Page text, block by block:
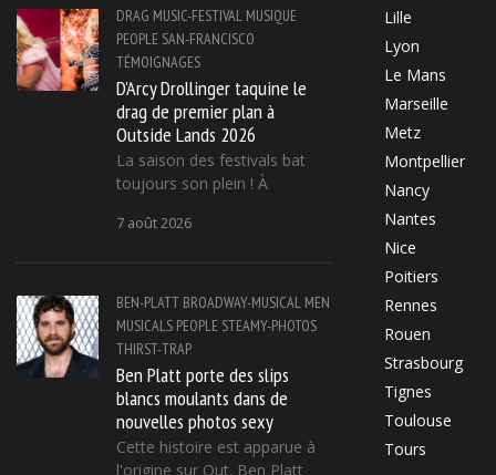
DRAG MUSIC-FESTIVAL MUSIQUE
PEOPLE SAN-FRANCISCO
TÉMOIGNAGES
D'Arcy Drollinger taquine le
drag de premier plan à
Outside Lands 2026
La saison des festivals bat
toujours son plein ! À
7 août 2026
BEN-PLATT BROADWAY-MUSICAL MEN
MUSICALS PEOPLE STEAMY-PHOTOS
THIRST-TRAP
Ben Platt porte des slips
blancs moulants dans de
nouvelles photos sexy
Cette histoire est apparue à
l'origine sur Out. Ben Platt
Lille
Lyon
Le Mans
Marseille
Metz
Montpellier
Nancy
Nantes
Nice
Poitiers
Rennes
Rouen
Strasbourg
Tignes
Toulouse
Tours